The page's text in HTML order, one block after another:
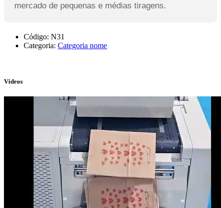
mercado de pequenas e médias tiragens.
Código: N31
Categoria: Categoria nome
Vídeos